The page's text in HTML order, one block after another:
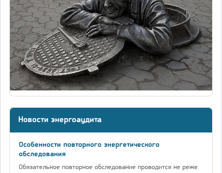
Новости энергоаудита
Особенности повторного энергетического
обследования
Обязательное повторное обследование проводится не реже